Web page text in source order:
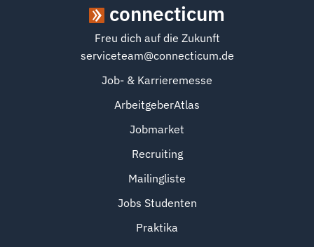
connecticum
Freu dich auf die Zukunft
serviceteam@connecticum.de
Job- & Karrieremesse
ArbeitgeberAtlas
Jobmarket
Recruiting
Mailingliste
Jobs Studenten
Praktika